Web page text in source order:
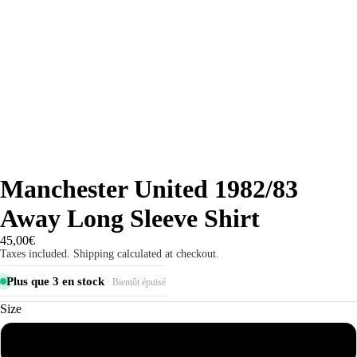
Manchester United 1982/83
Away Long Sleeve Shirt
45,00€
Taxes included. Shipping calculated at checkout.
Plus que 3 en stock· Bientôt épuisé
Size